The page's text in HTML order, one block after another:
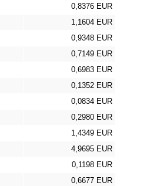
0,8376 EUR
1,1604 EUR
0,9348 EUR
0,7149 EUR
0,6983 EUR
0,1352 EUR
0,0834 EUR
0,2980 EUR
1,4349 EUR
4,9695 EUR
0,1198 EUR
0,6677 EUR